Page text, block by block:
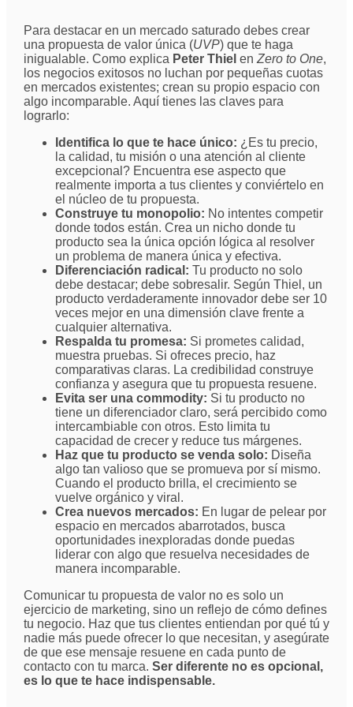
Para destacar en un mercado saturado debes crear
una propuesta de valor única (UVP) que te haga
inigualable. Como explica Peter Thiel enZero to One,
los negocios exitosos no luchan por pequeñas cuotas
en mercados existentes; crean su propio espacio con
algo incomparable. Aquí tienes las claves para
lograrlo:
Identifica lo que te hace único: ¿Es tu precio,
la calidad, tu misión o una atención al cliente
excepcional? Encuentra ese aspecto que
realmente importa a tus clientes y conviértelo en
el núcleo de tu propuesta.
Construye tu monopolio: No intentes competir
donde todos están. Crea un nicho donde tu
producto sea la única opción lógica al resolver
un problema de manera única y efectiva.
Diferenciación radical: Tu producto no solo
debe destacar; debe sobresalir. Según Thiel, un
producto verdaderamente innovador debe ser 10
veces mejor en una dimensión clave frente a
cualquier alternativa.
Respalda tu promesa: Si prometes calidad,
muestra pruebas. Si ofreces precio, haz
comparativas claras. La credibilidad construye
confianza y asegura que tu propuesta resuene.
Evita ser una commodity: Si tu producto no
tiene un diferenciador claro, será percibido como
intercambiable con otros. Esto limita tu
capacidad de crecer y reduce tus márgenes.
Haz que tu producto se venda solo: Diseña
algo tan valioso que se promueva por sí mismo.
Cuando el producto brilla, el crecimiento se
vuelve orgánico y viral.
Crea nuevos mercados: En lugar de pelear por
espacio en mercados abarrotados, busca
oportunidades inexploradas donde puedas
liderar con algo que resuelva necesidades de
manera incomparable.
Comunicar tu propuesta de valor no es solo un
ejercicio de marketing, sino un reflejo de cómo defines
tu negocio. Haz que tus clientes entiendan por qué tú y
nadie más puede ofrecer lo que necesitan, y asegúrate
de que ese mensaje resuene en cada punto de
contacto con tu marca. Ser diferente no es opcional,
es lo que te hace indispensable.